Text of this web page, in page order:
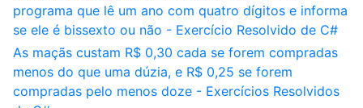
programa que lê um ano com quatro dígitos e informa
se ele é bissexto ou não - Exercício Resolvido de C#
As maçãs custam R$ 0,30 cada se forem compradas
menos do que uma dúzia, e R$ 0,25 se forem
compradas pelo menos doze - Exercícios Resolvidos